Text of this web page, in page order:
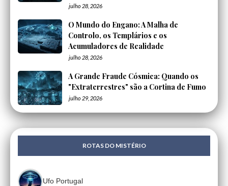
julho 28, 2026
O Mundo do Engano: A Malha de
Controlo, os Templários e os
Acumuladores de Realidade
julho 28, 2026
A Grande Fraude Cósmica: Quando os
"Extraterrestres" são a Cortina de Fumo
julho 29, 2026
ROTAS DO MISTÉRIO
Ufo Portugal